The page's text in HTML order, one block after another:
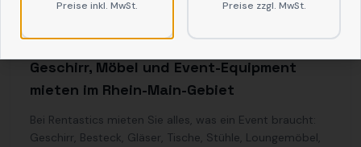
Geschirr, Möbel und Event-Equipment
mieten im Rhein-Main-Gebiet
Bei Rentastics mieten Sie alles, was ein Event braucht:
Geschirr, Besteck, Gläser, Tische, Stühle, Loungemöbel,
Preise inkl. MwSt. Preise zzgl. MwSt.